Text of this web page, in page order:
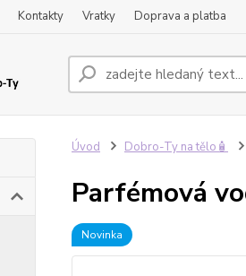
Kontakty Vratky Doprava a platba
Úvod Dobro-Ty na tělo🧴
Parfémová
Novinka